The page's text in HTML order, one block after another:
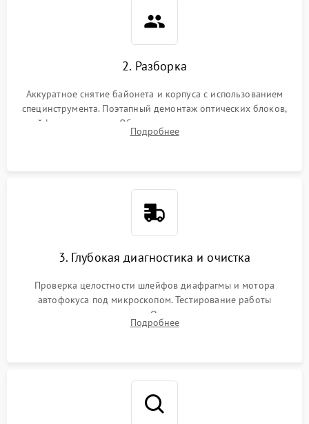
2. Разборка
Аккуратное снятие байонета и корпуса с использованием
специнструмента. Поэтапный демонтаж оптических блоков,
шлейфов и приводов. Обязательная маркировка положения
линзовых групп для сохранения заводской центровки при
Подробнее
3. Глубокая диагностика и очистка
Проверка целостности шлейфов диафрагмы и мотора
автофокуса под микроскопом. Тестирование работы
электромагнитного привода. Очистка оптических элементов
от пыли, следов влаги и грибка спецрастворами без
Подробнее